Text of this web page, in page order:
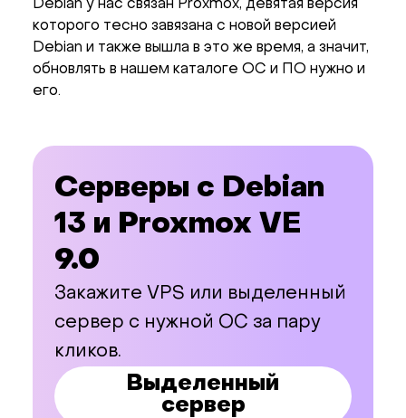
Debian у нас связан Proxmox, девятая версия
которого тесно завязана с новой версией
Debian и также вышла в это же время, а значит,
обновлять в нашем каталоге ОС и ПО нужно и
его.
Серверы с Debian
13 и Proxmox VE
9.0
Закажите VPS или выделенный
сервер с нужной ОС за пару
кликов.
Выделенный
сервер